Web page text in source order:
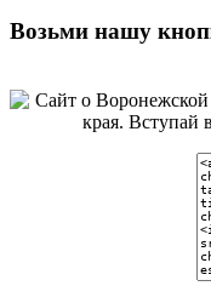
Возьми нашу